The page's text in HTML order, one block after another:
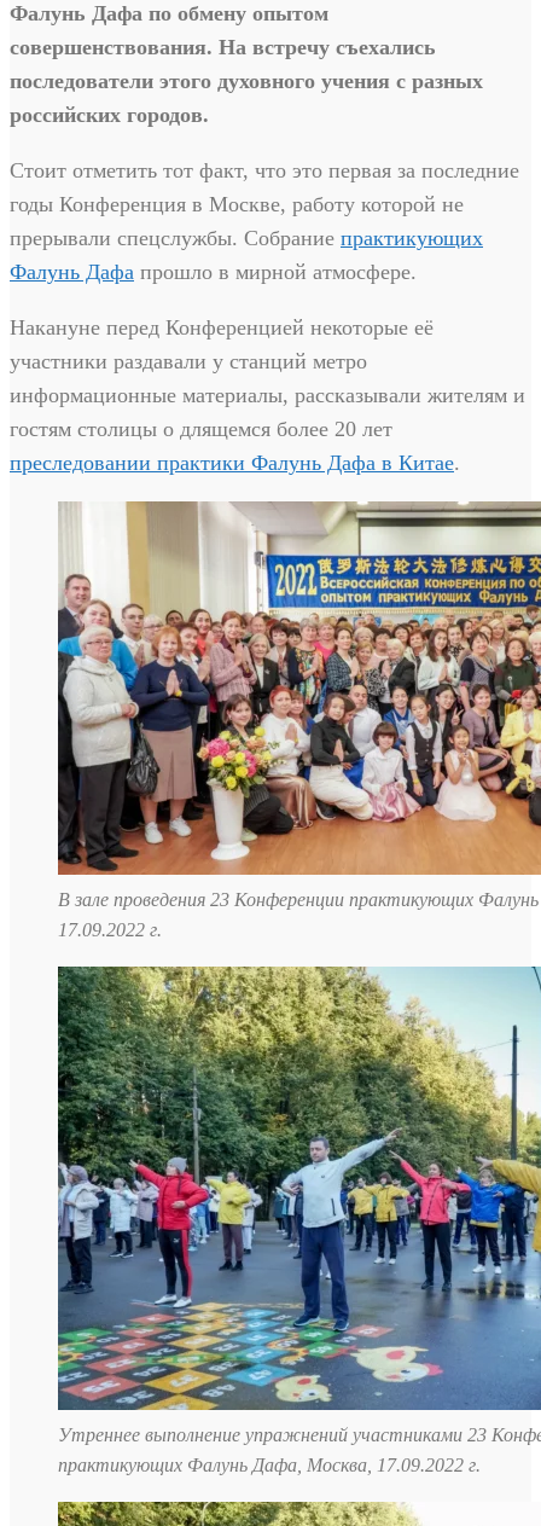
Фалунь Дафа по обмену опытом
совершенствования. На встречу съехались
последователи этого духовного учения с разных
российских городов.
Стоит отметить тот факт, что это первая за последние
годы Конференция в Москве, работу которой не
прерывали спецслужбы. Собрание практикующих
Фалунь Дафа прошло в мирной атмосфере.
Накануне перед Конференцией некоторые её
участники раздавали у станций метро
информационные материалы, рассказывали жителям и
гостям столицы о длящемся более 20 лет
преследовании практики Фалунь Дафа в Китае.
В зале проведения 23 Конференции практикующих
17.09.2022 г.
Утреннее выполнение упражнений участниками 23
практикующих Фалунь Дафа, Москва, 17.09.2022 г.